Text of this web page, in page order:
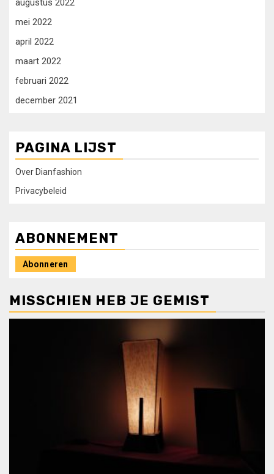
augustus 2022
mei 2022
april 2022
maart 2022
februari 2022
december 2021
PAGINA LIJST
Over Dianfashion
Privacybeleid
ABONNEMENT
Abonneren
MISSCHIEN HEB JE GEMIST